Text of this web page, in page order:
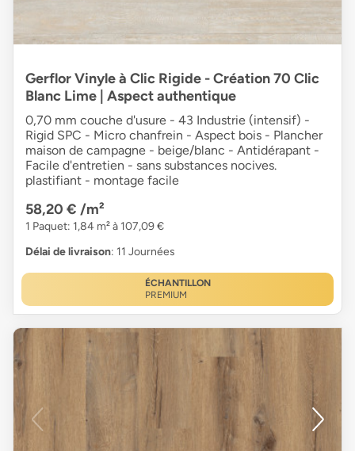
Gerflor Vinyle à Clic Rigide - Création 70 Clic
Blanc Lime | Aspect authentique
0,70 mm couche d'usure - 43 Industrie (intensif) -
Rigid SPC - Micro chanfrein - Aspect bois - Plancher
maison de campagne - beige/blanc - Antidérapant -
Facile d'entretien - sans substances nocives.
plastifiant - montage facile
58,20 € /m²
1 Paquet: 1,84 m² à 107,09 €
Délai de livraison: 11 Journées
ÉCHANTILLON
PREMIUM